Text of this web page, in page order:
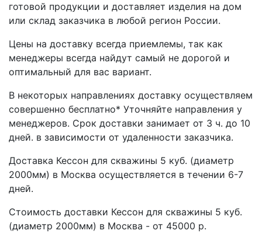
готовой продукции и доставляет изделия на дом
или склад заказчика в любой регион России.
Цены на доставку всегда приемлемы, так как
менеджеры всегда найдут самый не дорогой и
оптимальный для вас вариант.
В некоторых направлениях доставку осуществляем
совершенно бесплатно* Уточняйте направления у
менеджеров. Срок доставки занимает от 3 ч. до 10
дней. в зависимости от удаленности заказчика.
Доставка Кессон для скважины 5 куб. (диаметр
2000мм) в Москва осуществляется в течении 6-7
дней.
Стоимость доставки Кессон для скважины 5 куб.
(диаметр 2000мм) в Москва - от 45000 р.